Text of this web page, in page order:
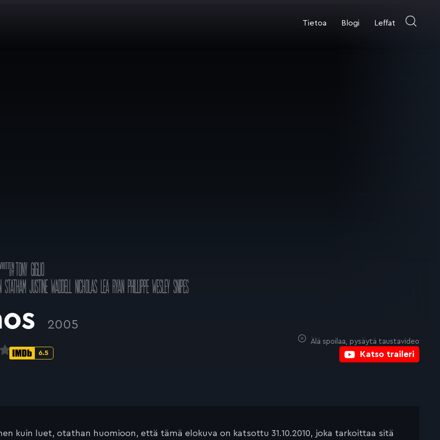
Tietoa Blogi Leffat
Katso traileri
Älä spoilaa, pysäytä taustavideo
TONY GIGLIO
JUSTINE WADDELL NICHOLAS LEARYAN PHILLIPPEWESLEY SNIPES
2005
IMDb-
6.5
kuin luet, otathan huomioon, että tämä elokuva on katsottu 31.10.2010, joka tarkoittaa sitä